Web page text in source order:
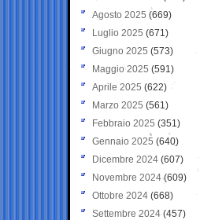
Agosto 2025 (669)
Luglio 2025 (671)
Giugno 2025 (573)
Maggio 2025 (591)
Aprile 2025 (622)
Marzo 2025 (561)
Febbraio 2025 (351)
Gennaio 2025 (640)
Dicembre 2024 (607)
Novembre 2024(609)
Ottobre 2024 (668)
Settembre 2024 (457)